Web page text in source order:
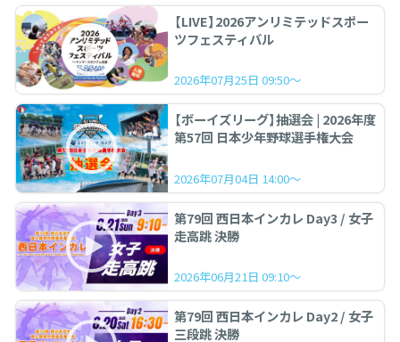
【LIVE】2026アンリミテッドスポー
ツフェスティバル
2026年07月25日 09:50～
【ボーイズリーグ】抽選会 | 2026年度
第57回 日本少年野球選手権大会
2026年07月04日 14:00～
第79回 西日本インカレ Day3 / 女子
走高跳 決勝
2026年06月21日 09:10～
第79回 西日本インカレ Day2 / 女子
三段跳 決勝